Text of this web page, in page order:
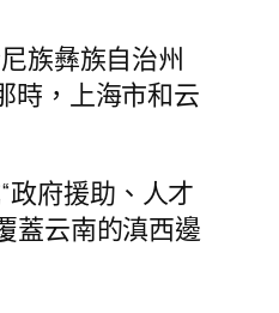
族彝族自治州
時，上海市和云
府援助、人才
蓋云南的滇西邊